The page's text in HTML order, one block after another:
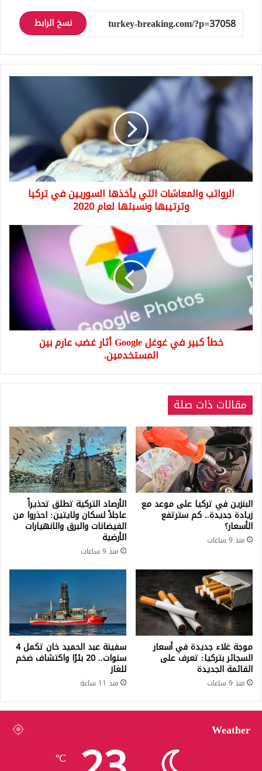
نسخ الرابط
الرواتب
والمعاشات
يأخذها
السوريين
في
تركيا
وترتيبها
ونسبتها
الرواتب والمعاشات التي يأخذها السوريين في تركيا
وترتيبها ونسبتها لعام 2020
خطأ
كبير
في
غوغل
Google
أثار
غضب
عارم
بين
المستخدمين.
خطأ كبير في غوغل Google أثار غضب عارم بين
المستخدمين.
مقالات ذات صلة
البنزين في تركيا على موعد مع
زيادة جديدة.. كم سترتفع
الأسعار؟
منذ 9 ساعات
الأرصاد التركية تطلق تحذيراً
عاجلاً لسكان ولايتين: احذروا من
الفيضانات والبرق والانهيارات
الأرضية
منذ 9 ساعات
موجة غلاء جديدة في أسعار
السجائر بتركيا: تعرف على
القائمة الجديدة
منذ 9 ساعات
سفينة عبد الحميد خان تكمل 4
سنوات.. 20 بئرًا واكتشاف ضخم
للغاز
منذ 11 ساعة
Weather
℃